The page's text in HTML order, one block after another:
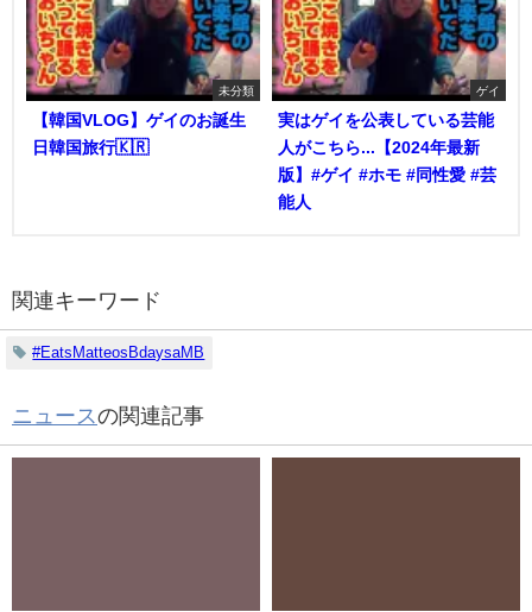
未分類
【韓国VLOG】ゲイのお誕生
日韓国旅行🇰🇷
ゲイ
実はゲイを公表している芸能
人がこちら...【2024年最新
版】#ゲイ #ホモ #同性愛 #芸
能人
関連キーワード
#EatsMatteosBdaysaMB
ニュースの関連記事